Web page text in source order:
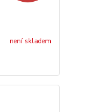
není skladem